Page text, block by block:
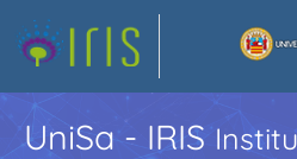
UniSa - IRIS